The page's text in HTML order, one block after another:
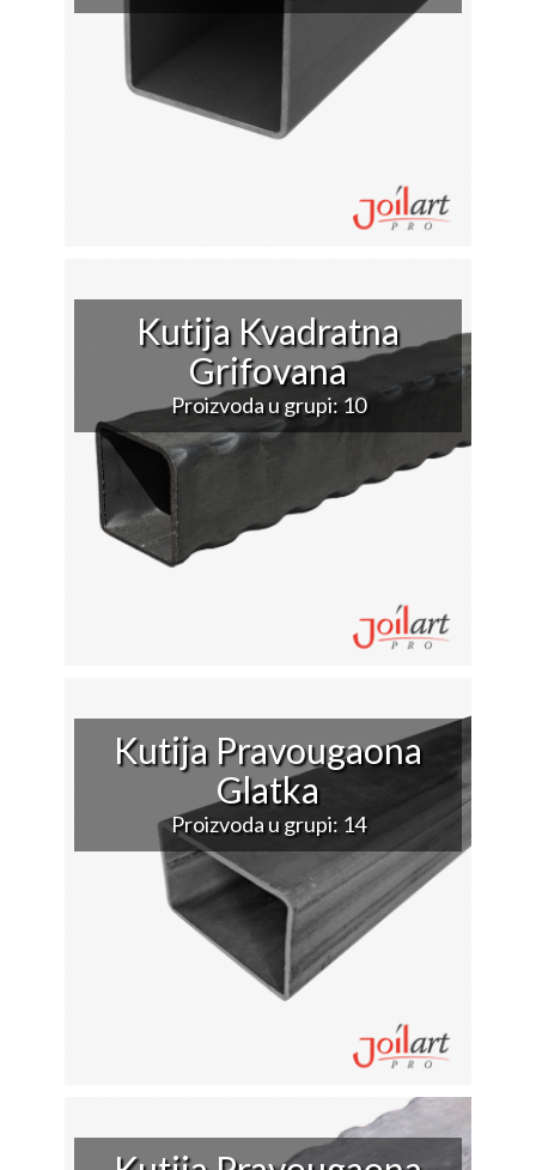
Kutija Kvadratna
Grifovana
Proizvoda u grupi: 10
Kutija Pravougaona
Glatka
Proizvoda u grupi: 14